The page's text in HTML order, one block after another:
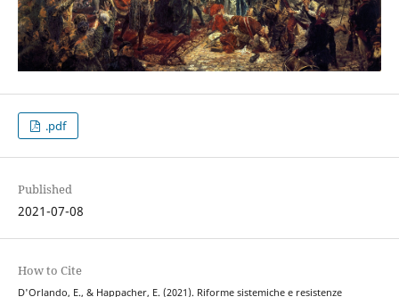
.pdf
Published
2021-07-08
How to Cite
D'Orlando, E., & Happacher, E. (2021). Riforme sistemiche e resistenze